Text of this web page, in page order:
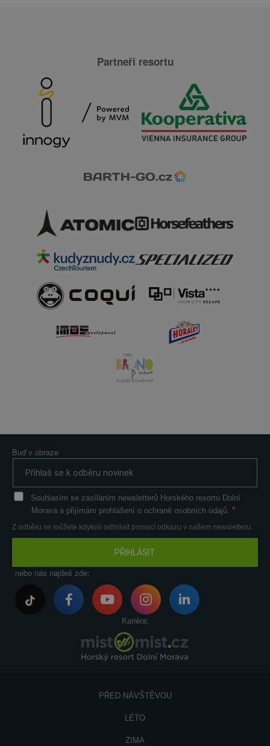
Partneři resortu
Buď v obraze
PŘIHLÁSIT
Souhlasím se zasíláním newsletterů Horského resortu Dolní
Morava a přijímám prohlášení o ochraně osobních údajů.
Z odběru se můžete kdykoli odhlásit pomocí odkazu v našem newsletteru.
nebo nás najdeš zde:
Kariéra:
PŘED NÁVŠTĚVOU
LÉTO
ZIMA